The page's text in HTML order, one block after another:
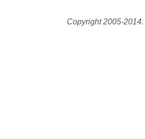
Copyright 2005-2014.